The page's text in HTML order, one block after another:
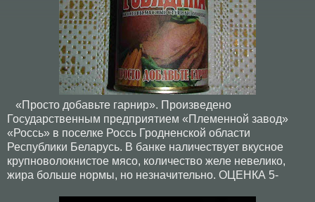
«Просто добавьте гарнир». Произведено
Государственным предприятием «Племенной завод»
«Россь» в поселке Россь Гродненской области
Республики Беларусь. В банке наличествует вкусное
крупноволокнистое мясо, количество желе невелико,
жира больше нормы, но незначительно. ОЦЕНКА 5-